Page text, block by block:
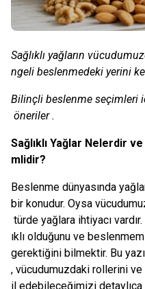
Sağlıklı yağların
ngeli beslenmedeki yerini
Bilinçli beslenme seçimleri
öneriler .
Sağlıklı Yağlar Nelerdir
mlidir?
Beslenme dünyasında
bir konudur. Oysa
türde yağlara ihtiyacı
ıklı olduğunu ve
gerektiğini bilmektir. Bu
, vücudumuzdaki rollerini
il edebileceğimizi